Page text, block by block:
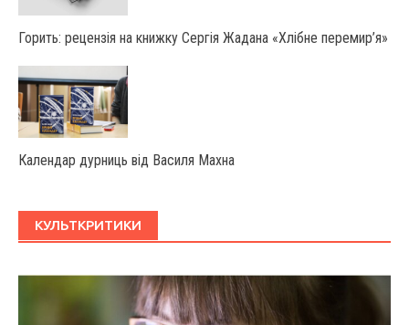
Горить: рецензія на книжку Сергія Жадана «Хлібне перемир’я»
Календар дурниць від Василя Махна
КУЛЬТКРИТИКИ